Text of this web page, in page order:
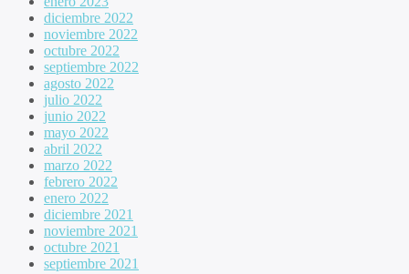
diciembre 2022
noviembre 2022
octubre 2022
septiembre 2022
agosto 2022
julio 2022
junio 2022
mayo 2022
abril 2022
marzo 2022
febrero 2022
enero 2022
diciembre 2021
noviembre 2021
octubre 2021
septiembre 2021